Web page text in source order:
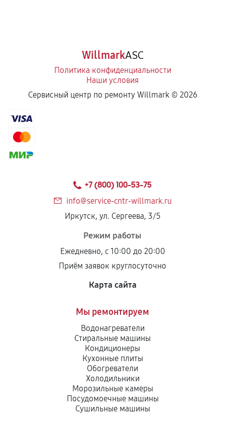
WillmarkASC
Политика конфиденциальности
Наши условия
Сервисный центр по ремонту Willmark © 2026
+7 (800) 100-53-75
info@service-cntr-willmark.ru
Иркутск, ул. Сергеева, 3/5
Режим работы
Ежедневно, с 10:00 до 20:00
Приём заявок круглосуточно
Карта сайта
Мы ремонтируем
Водонагреватели
Стиральные машины
Кондиционеры
Кухонные плиты
Обогреватели
Холодильники
Морозильные камеры
Посудомоечные машины
Сушильные машины